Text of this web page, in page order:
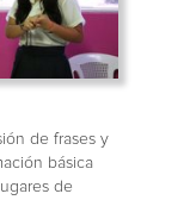
de frases y
básica
de